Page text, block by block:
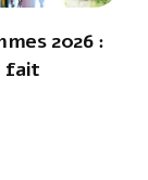
2026 :
fait